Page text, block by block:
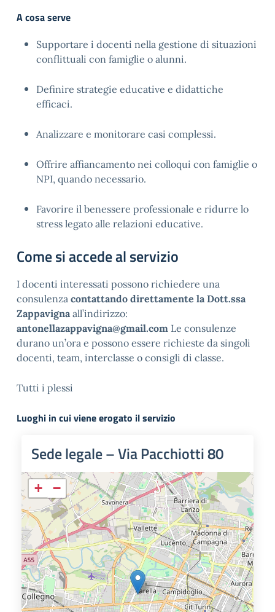
A cosa serve
Supportare i docenti nella gestione di situazioni
conflittuali con famiglie o alunni.
Definire strategie educative e didattiche
efficaci.
Analizzare e monitorare casi complessi.
Offrire affiancamento nei colloqui con famiglie o
NPI, quando necessario.
Favorire il benessere professionale e ridurre lo
stress legato alle relazioni educative.
Come si accede al servizio
I docenti interessati possono richiedere una
consulenza contattando direttamente la Dott.ssa
Zappavigna all’indirizzo:
antonellazappavigna@gmail.com Le consulenze
durano un’ora e possono essere richieste da singoli
docenti, team, interclasse o consigli di classe.
Tutti i plessi
Luoghi in cui viene erogato il servizio
Sede legale – Via Pacchiotti 80
+ −